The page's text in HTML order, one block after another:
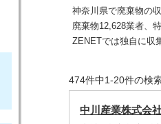
神奈川県で廃棄物の
廃棄物12,628業者、
ZENETでは独自に収
474件中1-20件の検
中川産業株式会